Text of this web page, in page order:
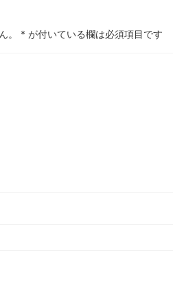
。 * が付いている欄は必須項目です